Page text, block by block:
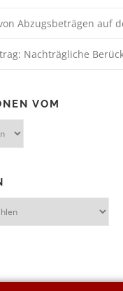
Abzugsbeträgen auf
Nachträgliche
VOM